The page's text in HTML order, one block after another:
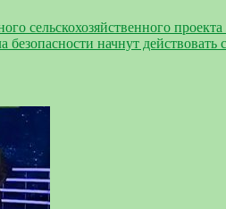
сельскохозяйственного
начнут действовать